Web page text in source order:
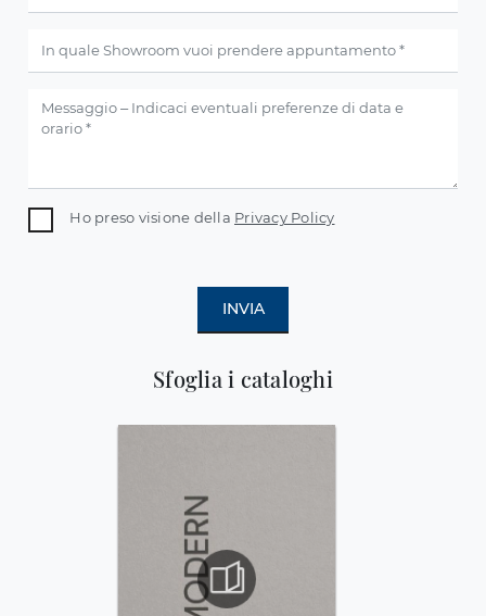
Sfoglia i cataloghi
Ho preso visione della Privacy Policy
INVIA